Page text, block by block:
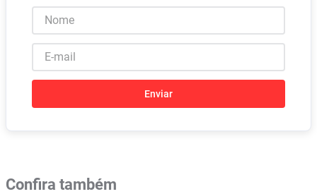
Enviar
Confira também
10 º